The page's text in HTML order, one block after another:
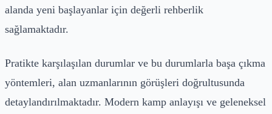
alanda yeni başlayanlar için değerli rehberlik
sağlamaktadır.
Pratikte karşılaşılan durumlar ve bu durumlarla başa çıkma
yöntemleri, alan uzmanlarının görüşleri doğrultusunda
detaylandırılmaktadır. Modern kamp anlayışı ve geleneksel